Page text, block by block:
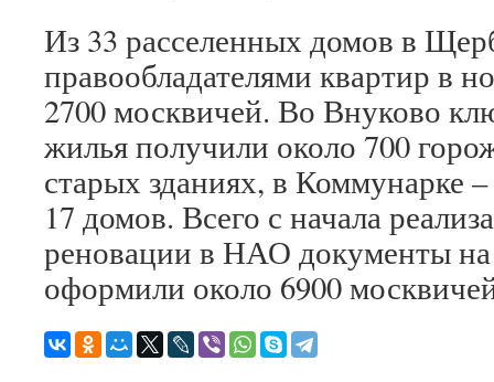
Из 33 расселенных домов в
правообладателями квартир в
2700 москвичей. Во Внуково
жилья получили около 700
старых зданиях, в Коммунарке
17 домов. Всего с начала
реновации в НАО документы
оформили около 6900